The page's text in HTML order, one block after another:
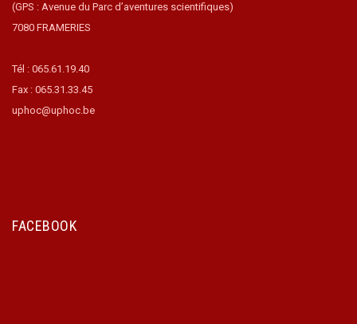
(GPS : Avenue du Parc d’aventures scientifiques)
7080 FRAMERIES
Tél : 065.61.19.40
Fax : 065.31.33.45
uphoc@uphoc.be
FACEBOOK